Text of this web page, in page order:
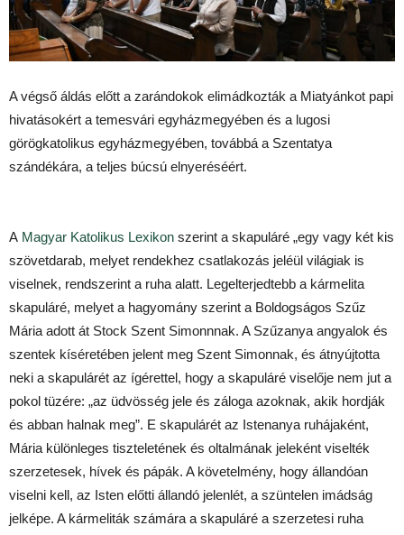
A végső áldás előtt a zarándokok elimádkozták a Miatyánkot papi
hivatásokért a temesvári egyházmegyében és a lugosi
görögkatolikus egyházmegyében, továbbá a Szentatya
szándékára, a teljes búcsú elnyeréséért.
A Magyar Katolikus Lexikon szerint a skapuláré „egy vagy két kis
szövetdarab, melyet rendekhez csatlakozás jeléül világiak is
viselnek, rendszerint a ruha alatt. Legelterjedtebb a kármelita
skapuláré, melyet a hagyomány szerint a Boldogságos Szűz
Mária adott át Stock Szent Simonnnak. A Szűzanya angyalok és
szentek kíséretében jelent meg Szent Simonnak, és átnyújtotta
neki a skapulárét az ígérettel, hogy a skapuláré viselője nem jut a
pokol tüzére: „az üdvösség jele és záloga azoknak, akik hordják
és abban halnak meg”. E skapulárét az Istenanya ruhájaként,
Mária különleges tiszteletének és oltalmának jeleként viselték
szerzetesek, hívek és pápák. A követelmény, hogy állandóan
viselni kell, az Isten előtti állandó jelenlét, a szüntelen imádság
jelképe. A kármeliták számára a skapuláré a szerzetesi ruha